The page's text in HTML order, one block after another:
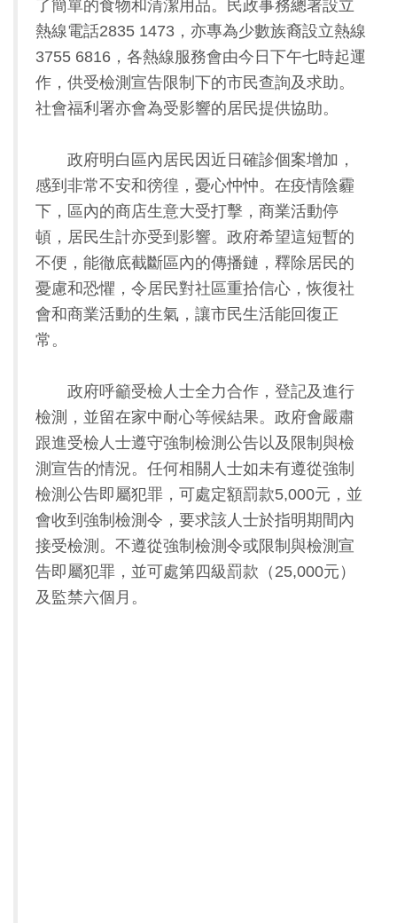
了簡單的食物和清潔用品。民政事務總署設立
熱線電話2835 1473，亦專為少數族裔設立熱線
3755 6816，各熱線服務會由今日下午七時起運
作，供受檢測宣告限制下的市民查詢及求助。
社會福利署亦會為受影響的居民提供協助。
政府明白區內居民因近日確診個案增加，
感到非常不安和徬徨，憂心忡忡。在疫情陰霾
下，區內的商店生意大受打擊，商業活動停
頓，居民生計亦受到影響。政府希望這短暫的
不便，能徹底截斷區內的傳播鏈，釋除居民的
憂慮和恐懼，令居民對社區重拾信心，恢復社
會和商業活動的生氣，讓市民生活能回復正
常。
政府呼籲受檢人士全力合作，登記及進行
檢測，並留在家中耐心等候結果。政府會嚴肅
跟進受檢人士遵守強制檢測公告以及限制與檢
測宣告的情況。任何相關人士如未有遵從強制
檢測公告即屬犯罪，可處定額罰款5,000元，並
會收到強制檢測令，要求該人士於指明期間內
接受檢測。不遵從強制檢測令或限制與檢測宣
告即屬犯罪，並可處第四級罰款（25,000元）
及監禁六個月。